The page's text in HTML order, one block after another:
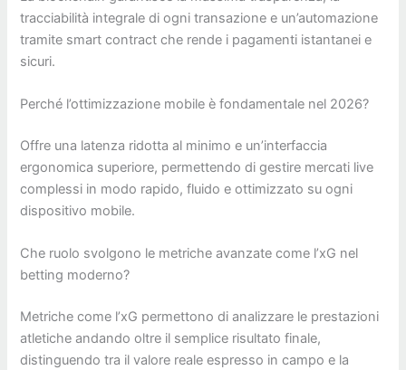
tracciabilità integrale di ogni transazione e un’automazione
tramite smart contract che rende i pagamenti istantanei e
sicuri.
Perché l’ottimizzazione mobile è fondamentale nel 2026?
Offre una latenza ridotta al minimo e un’interfaccia
ergonomica superiore, permettendo di gestire mercati live
complessi in modo rapido, fluido e ottimizzato su ogni
dispositivo mobile.
Che ruolo svolgono le metriche avanzate come l’xG nel
betting moderno?
Metriche come l’xG permettono di analizzare le prestazioni
atletiche andando oltre il semplice risultato finale,
distinguendo tra il valore reale espresso in campo e la